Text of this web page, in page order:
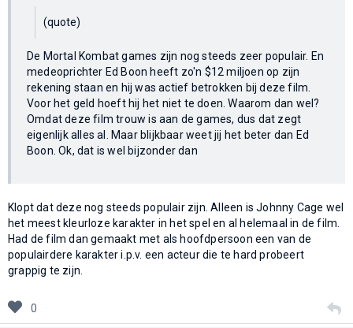
(quote)
De Mortal Kombat games zijn nog steeds zeer populair. En
medeoprichter Ed Boon heeft zo'n $12 miljoen op zijn
rekening staan en hij was actief betrokken bij deze film.
Voor het geld hoeft hij het niet te doen. Waarom dan wel?
Omdat deze film trouw is aan de games, dus dat zegt
eigenlijk alles al. Maar blijkbaar weet jij het beter dan Ed
Boon. Ok, dat is wel bijzonder dan
Klopt dat deze nog steeds populair zijn. Alleen is Johnny Cage wel
het meest kleurloze karakter in het spel en al helemaal in de film.
Had de film dan gemaakt met als hoofdpersoon een van de
populairdere karakter i.p.v. een acteur die te hard probeert
grappig te zijn.
0